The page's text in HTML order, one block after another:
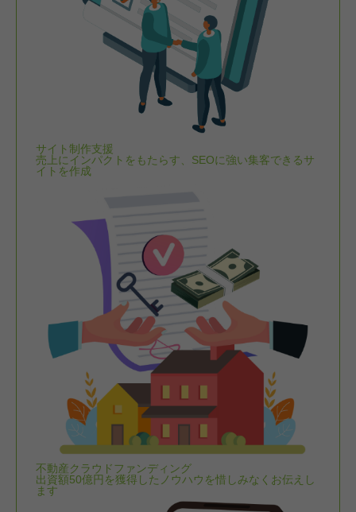
サイト制作支援
売上にインパクトをもたらす、SEOに強い集客できるサ
イトを作成
不動産クラウドファンディング
出資額50億円を獲得したノウハウを惜しみなくお伝えし
ます